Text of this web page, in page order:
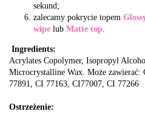
sekund;
zalecamy pokrycie topem
wipe lub Matte top.
Ingredients:
Acrylates Copolymer, Isopropyl
Microcrystalline Wax. Może
77891, CI 77163, CI77007, CI 77266
Ostrzeżenie: